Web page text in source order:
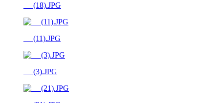
__ (18).JPG
__ (11).JPG
__ (3).JPG